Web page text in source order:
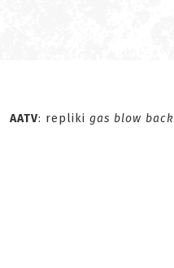
AATV: repliki gas blow back